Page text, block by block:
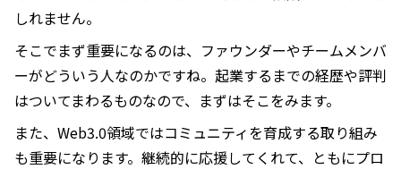
しれません。
そこでまず重要になるのは、ファウンダーやチームメンバ
ーがどういう人なのかですね。起業するまでの経歴や評判
はついてまわるものなので、まずはそこをみます。
また、Web3.0領域ではコミュニティを育成する取り組み
も重要になります。継続的に応援してくれて、ともにプロ